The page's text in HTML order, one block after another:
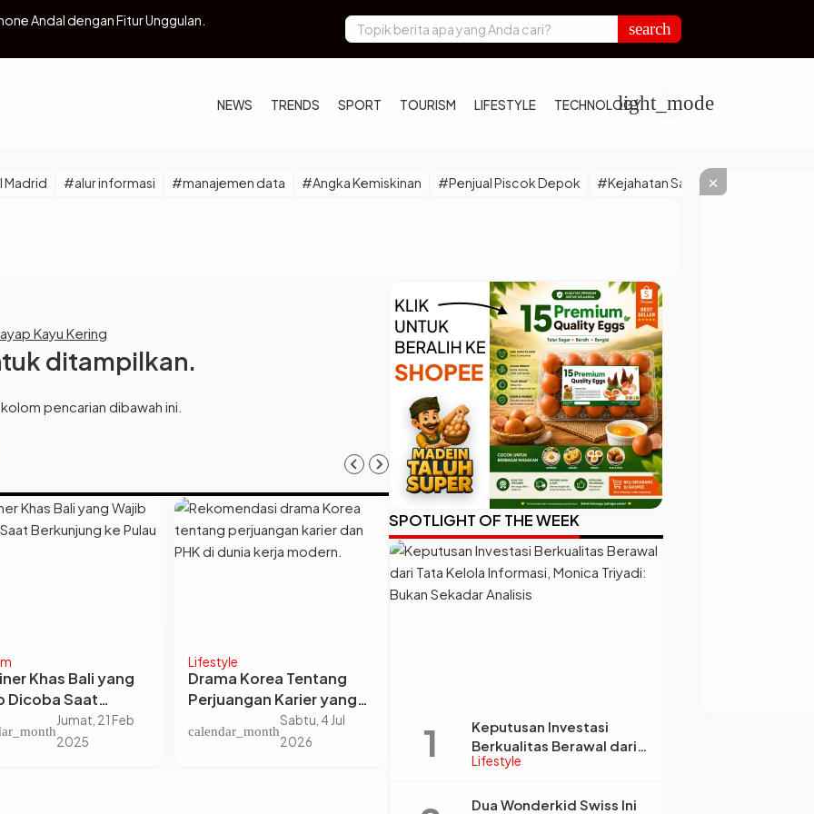
Andal dengan Fitur Unggulan. Wakil Kepala BGN Bongkar Politikus Minta Jatah Dapur Program Makan Bergizi
search
NEWS TRENDS SPORT TOURISM LIFESTYLE TECHNOLOGYlight_mode
Madrid #alur informasi #manajemen data #Angka Kemiskinan #Penjual Piscok Depok #Kejahatan Sadis
Kayu Kering
ditampilkan.
pencarian dibawah ini.
Hubungan
Fate Chooses
Intrik Nikah Kontrak
dan Xin Mei
Kamis, 28 Mei
2026
News
Negosiasi Panas di
London: AS-China
Akhirnya Sepakat
Gencatan Senjata
calendar_month
Kamis, 12 Jun
2025
Investasi Sistematis,
Memperkuat
Kemampuan Penilaian
Eksekusi Terstruktur
calendar_month
Kamis, 2 Apr
2026
SPOTLIGHT OF THE WEEK
Lifestyle
Keputusan Investasi
Berkualitas Berawal dari
Tata Kelola Informasi,
Sekadar Analisis
Dua Wonderkid Swiss Ini
×